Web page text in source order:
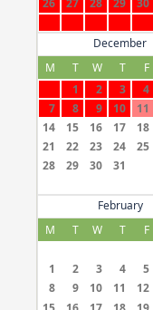
26
27 28 29 30
December
M
T W T F
1
2 3 4
7
8 9 10 11
14
15 16 17 18
21
22 23 24 25
28
29 30 31
February
M
T W T F
1 2 3 4 5
8
9 10 11 12